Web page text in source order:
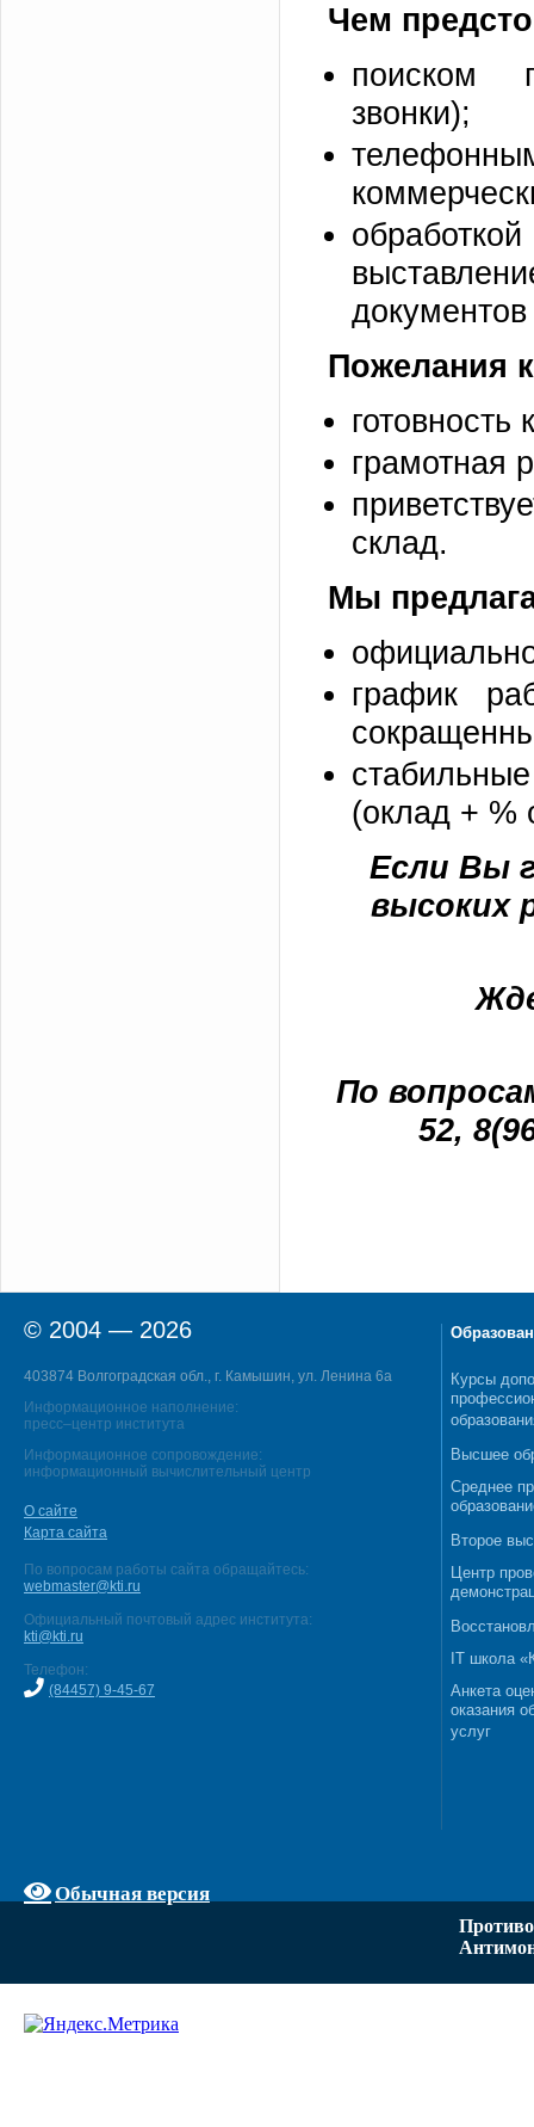
Чем
поиском
звонки);
Пожелания
готовность
грамотная
склад.
Мы
график
(оклад + %
Если Вы
высоких
По
52,
© 2004 — 2026
403874 Волгоградская обл., г. Камышин, ул. Ленина 6а
Информационное наполнение:
пресс–центр института
Информационное сопровождение:
информационный вычислительный центр
О сайте
Карта сайта
По вопросам работы сайта обращайтесь:
webmaster@kti.ru
Официальный почтовый адрес института:
kti@kti.ru
Телефон:
(84457) 9-45-67
Обычная версия
Курсы
Высшее
Среднее
Второе
Центр
IT школа
Анкета
оказания
услуг